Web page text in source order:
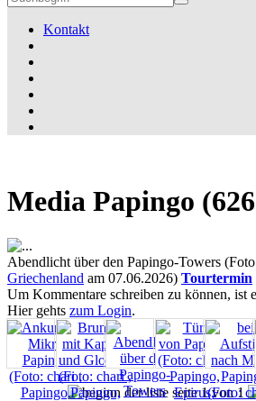
Kontakt
Media Papingo
Abendlicht über den Papingo-Towers
Griechenland am 07.06.2026) Tourtermin
Um Kommentare schreiben zu können, ist
Hier gehts zum Login.
seite 1 von 1